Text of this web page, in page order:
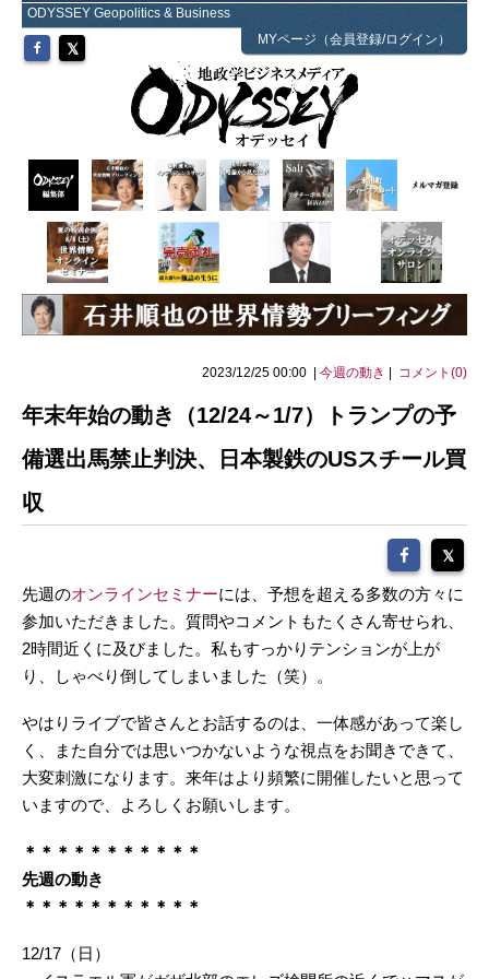
ODYSSEY Geopolitics & Business
MYページ（会員登録/ログイン）
2023/12/25 00:00 | 今週の動き コメント(0)
年末年始の動き（12/24～1/7）トランプの予
備選出馬禁止判決、日本製鉄のUSスチール買
収
先週のオンラインセミナーには、予想を超える多数の方々に
参加いただきました。質問やコメントもたくさん寄せられ、
2時間近くに及びました。私もすっかりテンションが上が
り、しゃべり倒してしまいました（笑）。
やはりライブで皆さんとお話するのは、一体感があって楽し
く、また自分では思いつかないような視点をお聞きできて、
大変刺激になります。来年はより頻繁に開催したいと思って
いますので、よろしくお願いします。
＊＊＊＊＊＊＊＊＊＊＊
先週の動き
＊＊＊＊＊＊＊＊＊＊＊
12/17（日）